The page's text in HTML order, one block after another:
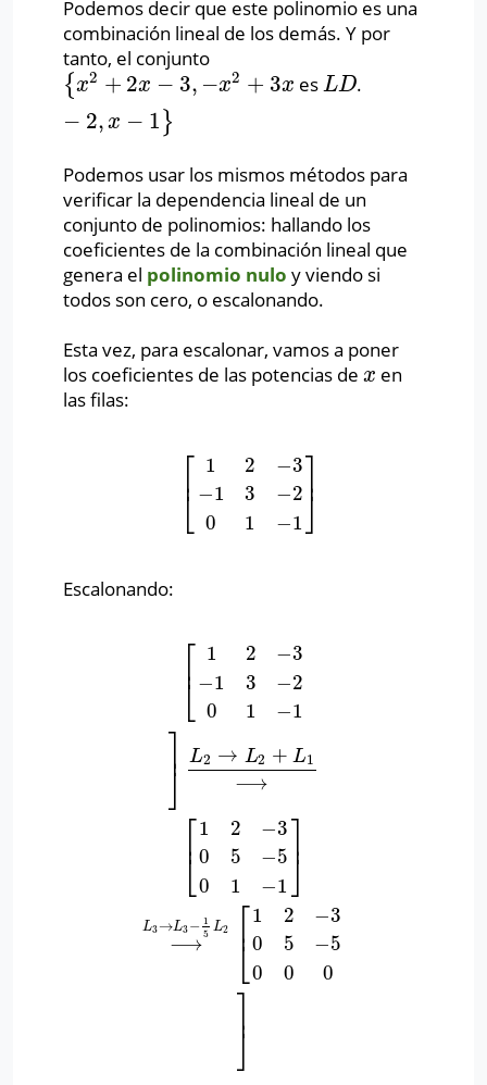
Podemos decir que este polinomio es una
combinación lineal de los demás. Y por
tanto, el conjunto
{ x2 + 2x − 3, −x2 + 3x
− 2, x − 1 }
{x2+ 2x −3,− x2 +3 x−2,x −1 } es LD
LD .
Podemos usar los mismos métodos para
verificar la dependencia lineal de un
conjunto de polinomios: hallando los
coeficientes de la combinación lineal que
genera el polinomio nulo y viendo si
todos son cero, o escalonando.
Esta vez, para escalonar, vamos a poner
los coeficientes de las potencias de x
x en
las filas:
⎡
⎣
⎢
1
−1
0
2
3
1
−3
−2
−1
⎤
⎦⎥
1 2−3 13 01− 1
Escalonando:
⎡
⎣
⎢
1
−1
0
2
3
1
−3
−2
−1
⎤
⎦⎥ L2 → L2 + L1
⟶
⎡
⎣
⎢ 1
0
0
2
5
1
−3
−5
−1
⎤
⎦⎥
⟶
L3→L3− 1
5 L2 ⎡
⎣
⎢ 1
0
0
2
5
0
−3
−5
0
⎤
⎦⎥
1 ]L2→ 2+ 1⟶